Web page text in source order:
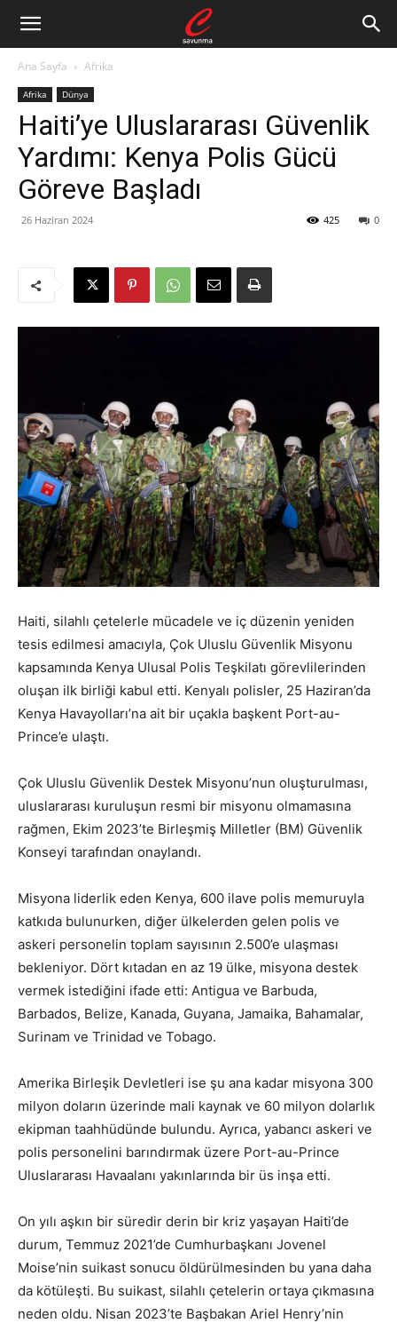
Ana Sayfa Afrika
Afrika Dünya
Haiti’ye Uluslararası Güvenlik
Yardımı: Kenya Polis Gücü
Göreve Başladı
26 Haziran 2024 0
425
Haiti, silahlı çetelerle mücadele ve iç düzenin yeniden
tesis edilmesi amacıyla, Çok Uluslu Güvenlik Misyonu
kapsamında Kenya Ulusal Polis Teşkilatı görevlilerinden
oluşan ilk birliği kabul etti. Kenyalı polisler, 25 Haziran’da
Kenya Havayolları’na ait bir uçakla başkent Port-au-
Prince’e ulaştı.
Çok Uluslu Güvenlik Destek Misyonu’nun oluşturulması,
uluslararası kuruluşun resmi bir misyonu olmamasına
rağmen, Ekim 2023’te Birleşmiş Milletler (BM) Güvenlik
Konseyi tarafından onaylandı.
Misyona liderlik eden Kenya, 600 ilave polis memuruyla
katkıda bulunurken, diğer ülkelerden gelen polis ve
askeri personelin toplam sayısının 2.500’e ulaşması
bekleniyor. Dört kıtadan en az 19 ülke, misyona destek
vermek istediğini ifade etti: Antigua ve Barbuda,
Barbados, Belize, Kanada, Guyana, Jamaika, Bahamalar,
Surinam ve Trinidad ve Tobago.
Amerika Birleşik Devletleri ise şu ana kadar misyona 300
milyon doların üzerinde mali kaynak ve 60 milyon dolarlık
ekipman taahhüdünde bulundu. Ayrıca, yabancı askeri ve
polis personelini barındırmak üzere Port-au-Prince
Uluslararası Havaalanı yakınlarında bir üs inşa etti.
On yılı aşkın bir süredir derin bir kriz yaşayan Haiti’de
durum, Temmuz 2021’de Cumhurbaşkanı Jovenel
Moise’nin suikast sonucu öldürülmesinden bu yana daha
da kötüleşti. Bu suikast, silahlı çetelerin ortaya çıkmasına
neden oldu. Nisan 2023’te Başbakan Ariel Henry’nin